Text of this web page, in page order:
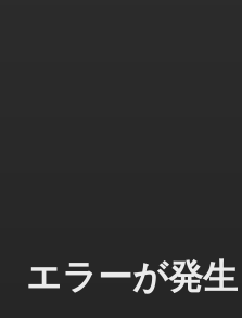
エラーが発